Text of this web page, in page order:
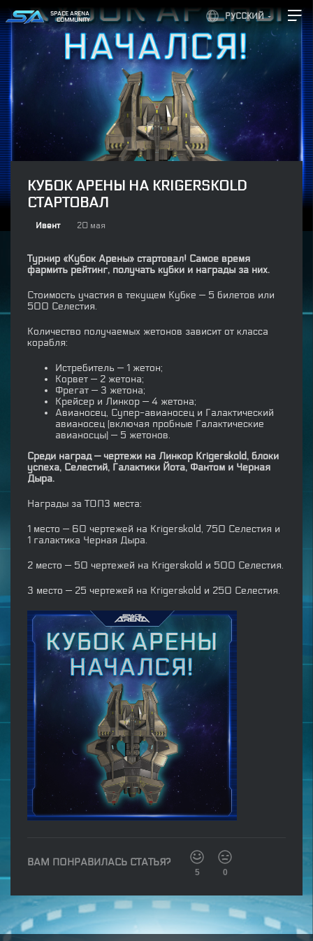
РУССКИЙ
SPACE ARENA
COMMUNITY
КУБОК АРЕНЫ НА KRIGERSKOLD
СТАРТОВАЛ
Ивент 20 мая
Турнир «Кубок Арены» стартовал! Самое время
фармить рейтинг, получать кубки и награды за них.
Стоимость участия в текущем Кубке — 5 билетов или
500 Селестия.
Количество получаемых жетонов зависит от класса
корабля:
Истребитель — 1 жетон;
Корвет — 2 жетона;
Фрегат — 3 жетона;
Крейсер и Линкор — 4 жетона;
Авианосец, Супер-авианосец и Галактический
авианосец (включая пробные Галактические
авианосцы) — 5 жетонов.
Среди наград — чертежи на Линкор Krigerskold, блоки
успеха, Селестий, Галактики Йота, Фантом и Черная
Дыра.
Награды за ТОП3 места:
1 место — 60 чертежей на Krigerskold, 750 Селестия и
1 галактика Черная Дыра.
2 место — 50 чертежей на Krigerskold и 500 Селестия.
3 место — 25 чертежей на Krigerskold и 250 Селестия.
ВАМ ПОНРАВИЛАСЬ СТАТЬЯ?
5 0